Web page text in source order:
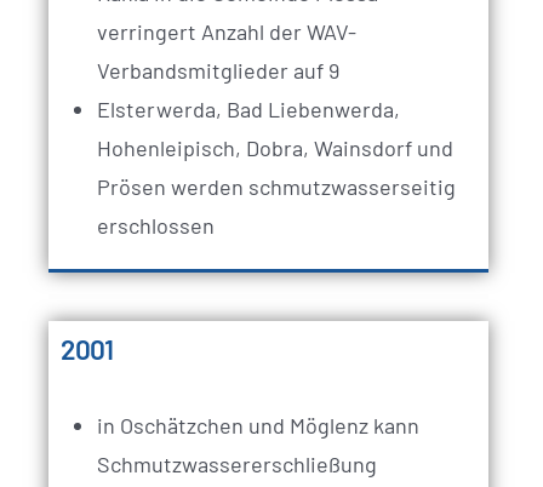
verringert Anzahl der WAV-
Verbandsmitglieder auf 9
Elsterwerda, Bad Liebenwerda,
Hohenleipisch, Dobra, Wainsdorf und
Prösen werden schmutzwasserseitig
erschlossen
2001
in Oschätzchen und Möglenz kann
Schmutzwassererschließung